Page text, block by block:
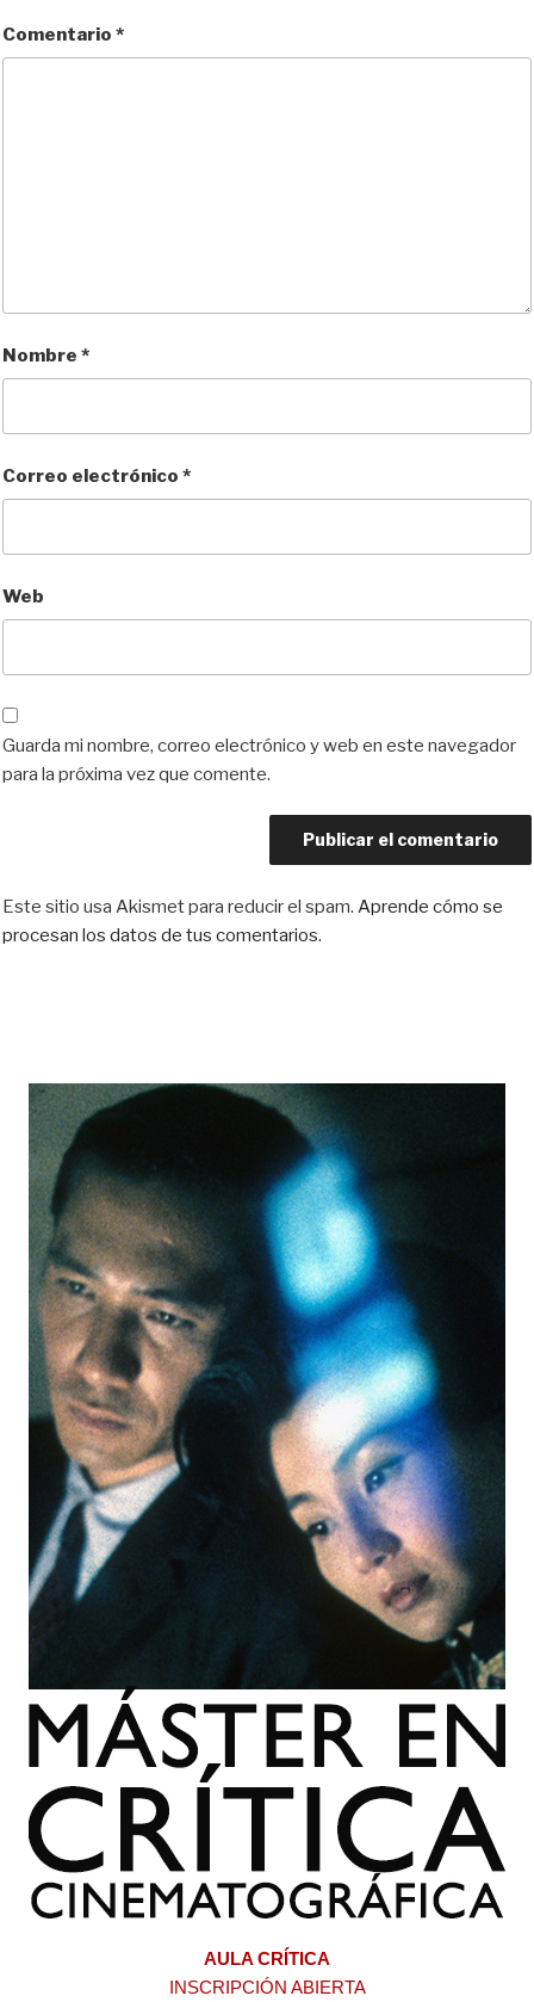
Comentario *
Nombre *
Correo electrónico *
Web
Guarda mi nombre, correo electrónico y web en este navegador
para la próxima vez que comente.
Este sitio usa Akismet para reducir el spam. Aprende cómo se
procesan los datos de tus comentarios.
AULA CRÍTICA
INSCRIPCIÓN ABIERTA